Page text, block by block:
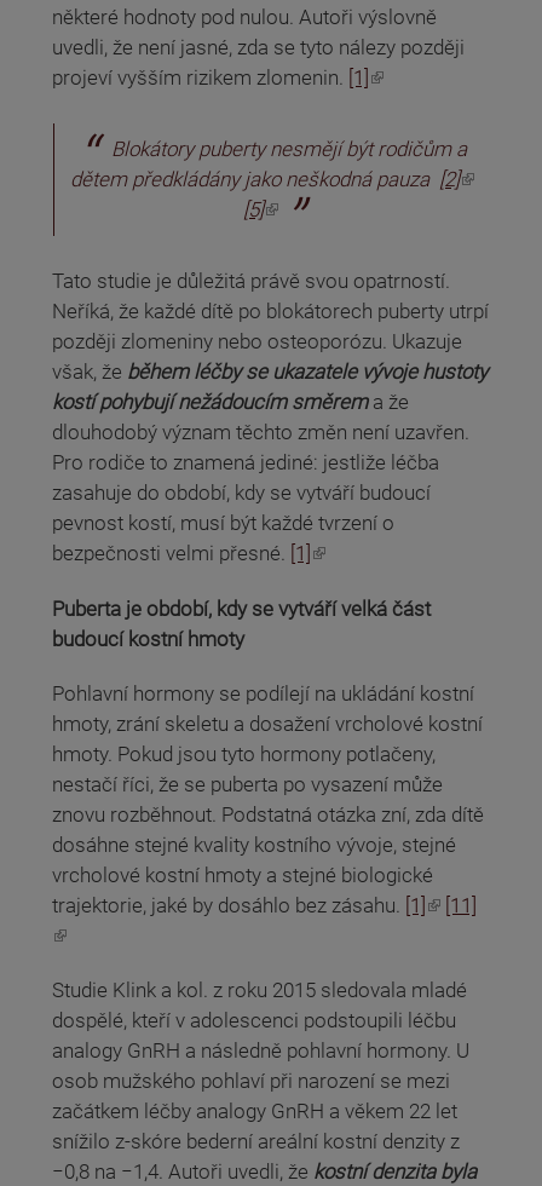
některé hodnoty pod nulou. Autoři výslovně
uvedli, že není jasné, zda se tyto nálezy později
projeví vyšším rizikem zlomenin. [1]
(odkaz je externí)
Blokátory puberty nesmějí být rodičům a
dětem předkládány jako neškodná pauza [2]
(odkaz je externí)
[5]
Tato studie je důležitá právě svou opatrností.
Neříká, že každé dítě po blokátorech puberty utrpí
později zlomeniny nebo osteoporózu. Ukazuje
však, že během léčby se ukazatele vývoje hustoty
kostí pohybují nežádoucím směrema že
dlouhodobý význam těchto změn není uzavřen.
Pro rodiče to znamená jediné: jestliže léčba
zasahuje do období, kdy se vytváří budoucí
pevnost kostí, musí být každé tvrzení o
bezpečnosti velmi přesné. [1]
(odkaz je externí)
Puberta je období, kdy se vytváří velká část
budoucí kostní hmoty
Pohlavní hormony se podílejí na ukládání kostní
hmoty, zrání skeletu a dosažení vrcholové kostní
hmoty. Pokud jsou tyto hormony potlačeny,
nestačí říci, že se puberta po vysazení může
znovu rozběhnout. Podstatná otázka zní, zda dítě
dosáhne stejné kvality kostního vývoje, stejné
vrcholové kostní hmoty a stejné biologické
trajektorie, jaké by dosáhlo bez zásahu. [1]
(odkaz je externí)
[11]
(odkaz je externí)
Studie Klink a kol. z roku 2015 sledovala mladé
dospělé, kteří v adolescenci podstoupili léčbu
analogy GnRH a následně pohlavní hormony. U
osob mužského pohlaví při narození se mezi
začátkem léčby analogy GnRH a věkem 22 let
snížilo z-skóre bederní areální kostní denzity z
−0,8 na −1,4. Autoři uvedli, že kostní denzita byla